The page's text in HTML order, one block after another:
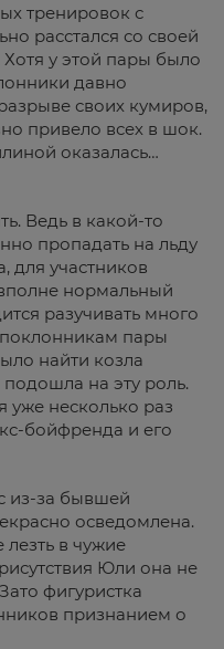
тренировок с
расстался со своей
у этой пары было
давно
своих кумиров,
привело всех в шок.
оказалась…
Ведь в какой-то
пропадать на льду
для участников
нормальный
разучивать много
пары
найти козла
на эту роль.
уже несколько раз
бойфренда и его
из-за бывшей
осведомлена.
лезть в чужие
Юли она не
фигуристка
признанием о